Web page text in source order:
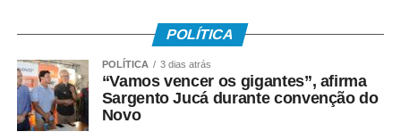
esportivas. “Os Jogos Olímpicos e os Jogos Paralímpicos
de Sinop são eventos tradicionais e muito aguardados
pela comunidade esportiva. A competição oferece
oportunidades para atletas de diferentes modalidades
demonstrarem seu potencial, conquistarem resultados e
representarem suas equipes. Além disso, os jogos
POLÍTICA
POLÍTICA 3 dias atrás
“Vamos vencer os gigantes”, afirma
Sargento Jucá durante convenção do
Novo